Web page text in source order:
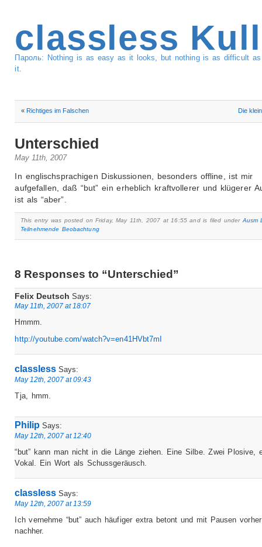
classless
Пароль: Nothing is as easy as it looks, but nothing is as difficult
it.
«Richtiges im Falschen Die
Unterschied
May 11th, 2007
In englischsprachigen Diskussionen, besonders offline, ist mir
aufgefallen, daß “but” ein erheblich kraftvollerer und klügerer
ist als “aber”.
This entry was posted on Friday, May 11th, 2007 at 16:55 and is filed under Ausm
Teilnehmende Beobachtung
8 Responses to “Unterschied”
Felix Deutsch Says:
May 11th, 2007 at 18:07
Hmmm.
http://youtube.com/watch?v=en41HVbt7mI
classless Says:
May 12th, 2007 at 09:43
Tja, hmm.
Philip Says:
May 12th, 2007 at 12:40
“but” kann man nicht in die Länge ziehen. Eine Silbe. Zwei Plosive,
Vokal. Ein Wort als Schussgeräusch.
classless Says:
May 12th, 2007 at 13:59
Ich vernehme “but” auch häufiger extra betont und mit Pausen
nachher.